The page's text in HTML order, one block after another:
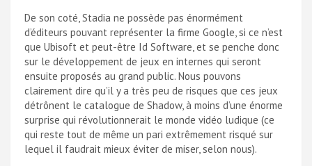
De son coté, Stadia ne possède pas énormément
d’éditeurs pouvant représenter la firme Google, si ce n’est
que Ubisoft et peut-être Id Software, et se penche donc
sur le développement de jeux en internes qui seront
ensuite proposés au grand public. Nous pouvons
clairement dire qu’il y a très peu de risques que ces jeux
détrônent le catalogue de Shadow, à moins d’une énorme
surprise qui révolutionnerait le monde vidéo ludique (ce
qui reste tout de même un pari extrêmement risqué sur
lequel il faudrait mieux éviter de miser, selon nous).